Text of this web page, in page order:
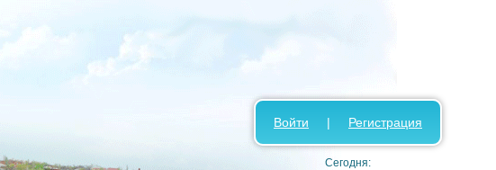
Войти | Регистрация
Сегодня: